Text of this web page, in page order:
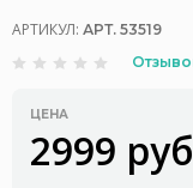
АРТИКУЛ: АРТ. 53519
ЦЕНА
2999